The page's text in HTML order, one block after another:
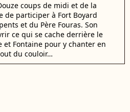
coups de midi et de la
de participer à Fort Boyard
et du Père Fouras. Son
ce qui se cache derrière le
et Fontaine pour y chanter en
du couloir…